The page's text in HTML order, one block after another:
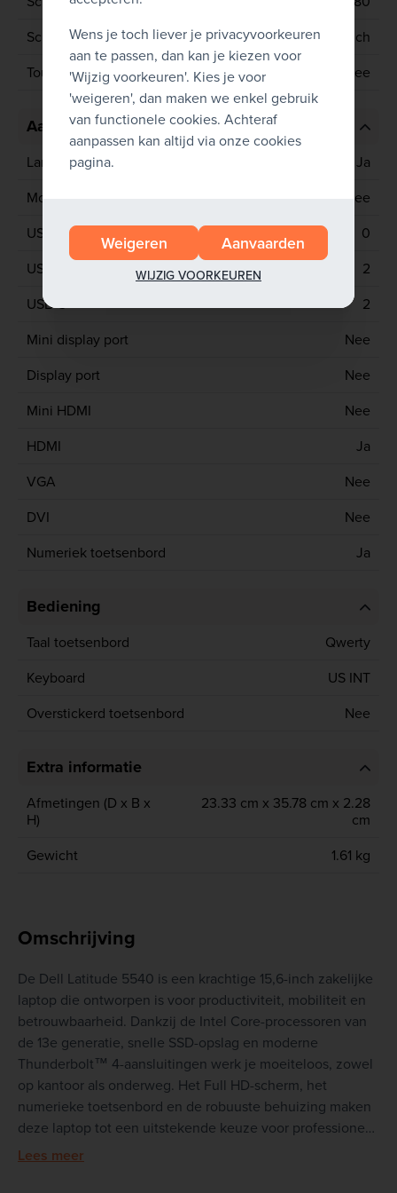
Schermgrootte
15.6 inch
Touchscreen
Nee
Aansluitingen
Lan poort
Ja
Mobiel netwerk
Nee
USB 2
0
USB 3
2
USB C
2
Mini display port
Nee
Display port
Nee
Mini HDMI
Nee
HDMI
Ja
VGA
Nee
DVI
Nee
Numeriek toetsenbord
Ja
Bediening
Taal toetsenbord
Qwerty
Keyboard
US INT
Overstickerd toetsenbord
Nee
Extra informatie
Afmetingen (D x B x
H)
23.33 cm x 35.78 cm x 2.28
cm
Gewicht
1.61 kg
Omschrijving
De Dell Latitude 5540 is een krachtige 15,6-inch zakelijke
laptop die ontworpen is voor productiviteit, mobiliteit en
betrouwbaarheid. Dankzij de Intel Core-processoren van
de 13e generatie, snelle SSD-opslag en moderne
Thunderbolt™ 4-aansluitingen werk je moeiteloos, zowel
op kantoor als onderweg. Het Full HD-scherm, het
numerieke toetsenbord en de robuuste behuizing maken
deze laptop tot een uitstekende keuze voor professioneel
gebruik en thuiswerk.
Lees meer
Wens je toch liever je privacyvoorkeuren
aan te passen, dan kan je kiezen voor
'Wijzig voorkeuren'. Kies je voor
'weigeren', dan maken we enkel gebruik
van functionele cookies. Achteraf
aanpassen kan altijd via onze cookies
pagina.
Weigeren Aanvaarden
WIJZIG VOORKEUREN